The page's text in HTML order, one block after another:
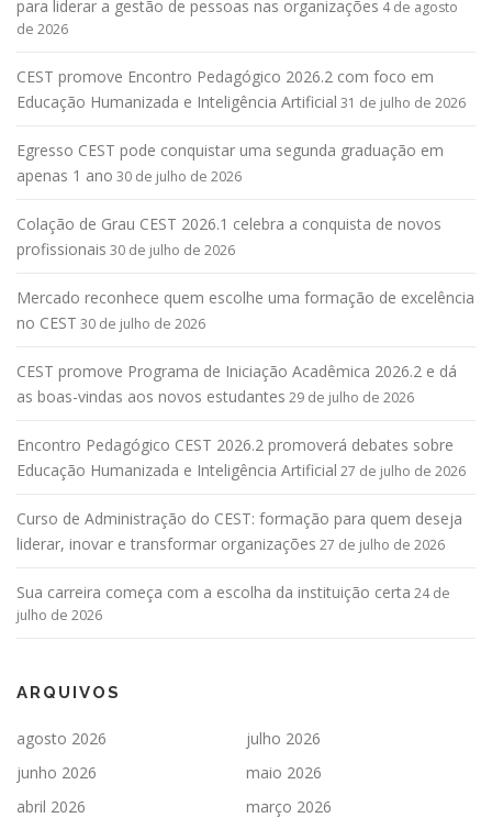
para liderar a gestão de pessoas nas organizações 4 de agosto
de 2026
CEST promove Encontro Pedagógico 2026.2 com foco em
Educação Humanizada e Inteligência Artificial 31 de julho de 2026
Egresso CEST pode conquistar uma segunda graduação em
apenas 1 ano 30 de julho de 2026
Colação de Grau CEST 2026.1 celebra a conquista de novos
profissionais 30 de julho de 2026
Mercado reconhece quem escolhe uma formação de excelência
no CEST 30 de julho de 2026
CEST promove Programa de Iniciação Acadêmica 2026.2 e dá
as boas-vindas aos novos estudantes 29 de julho de 2026
Encontro Pedagógico CEST 2026.2 promoverá debates sobre
Educação Humanizada e Inteligência Artificial 27 de julho de 2026
Curso de Administração do CEST: formação para quem deseja
liderar, inovar e transformar organizações 27 de julho de 2026
Sua carreira começa com a escolha da instituição certa 24 de
julho de 2026
ARQUIVOS
agosto 2026
julho 2026
junho 2026
maio 2026
abril 2026
março 2026